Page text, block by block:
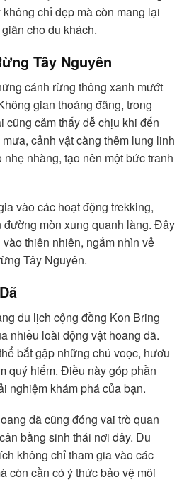
chỉ đẹp mà còn mang lại
cho du khách.
Tây Nguyên
cánh rừng thông xanh mướt
gian thoáng đãng, trong
cũng cảm thấy dễ chịu khi đến
cảnh vật càng thêm lung linh
nhàng, tạo nên một bức tranh
vào các hoạt động trekking,
đường mòn xung quanh làng. Đây
thiên nhiên, ngắm nhìn vẻ
Tây Nguyên.
du lịch cộng đồng Kon Bring
nhiều loài động vật hoang dã.
bắt gặp những chú voọc, hươu
quý hiếm. Điều này góp phần
nghiệm khám phá của bạn.
dã cũng đóng vai trò quan
bằng sinh thái nơi đây. Du
không chỉ tham gia vào các
còn cần có ý thức bảo vệ môi